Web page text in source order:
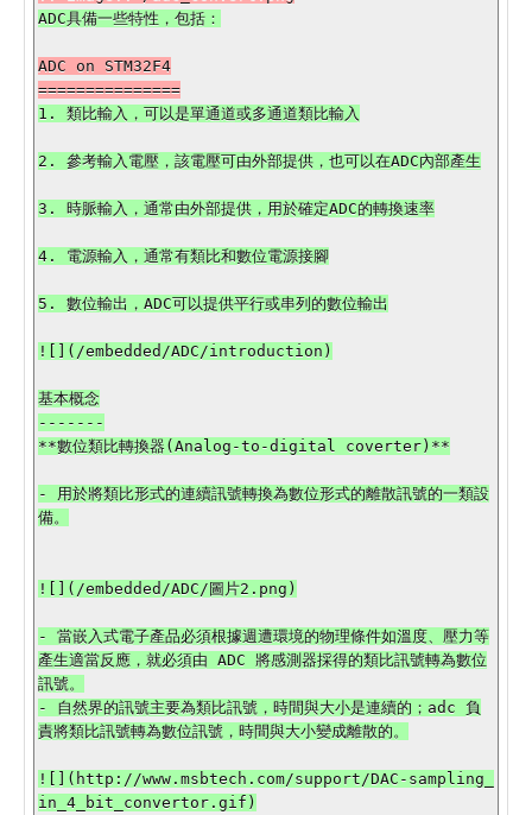
ADC on STM32F4
1. 類比輸入，可以是單通道或多通道類比輸入
2. 參考輸入電壓，該電壓可由外部提供，也可以在ADC內部產生
3. 時脈輸入，通常由外部提供，用於確定ADC的轉換速率
4. 電源輸入，通常有類比和數位電源接腳
5. 數位輸出，ADC可以提供平行或串列的數位輸出
![](/embedded/ADC/introduction)
基本概念
-------
**數位類比轉換器(Analog-to-digital coverter)**
- 用於將類比形式的連續訊號轉換為數位形式的離散訊號的一類設
備。
![](/embedded/ADC/圖片2.png)
- 當嵌入式電子產品必須根據週遭環境的物理條件如溫度、壓力等
產生適當反應，就必須由 ADC 將感測器採得的類比訊號轉為數位
訊號。
- 自然界的訊號主要為類比訊號，時間與大小是連續的；adc 負
責將類比訊號轉為數位訊號，時間與大小變成離散的。
![](http://www.msbtech.com/support/DAC-sampling_
in_4_bit_convertor.gif)